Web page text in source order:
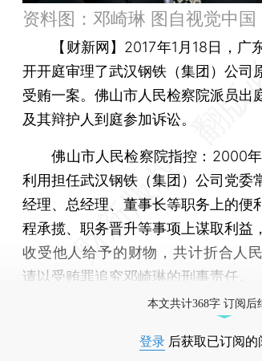
资料图：邓崎琳 图自视觉中国
【财新网】 2017年1月18日，广
开开庭审理了武汉钢铁（集团）公司
受贿一案。佛山市人民检察院派员出
及其辩护人到庭参加诉讼。
佛山市人民检察院指控：2000年
利用担任武汉钢铁（集团）公司党委
经理、总经理、董事长等职务上的便
程承揽、职务晋升等事项上谋取利益
收受他人给予的财物，共计折合人
请以受贿罪追究邓崎琳的刑事责任。
本文共计368字 订阅后
登录 后获取已订阅的